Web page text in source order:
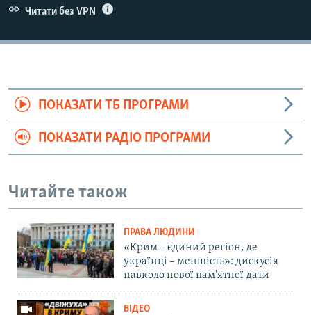
Читати без VPN
ПОКАЗАТИ ТБ ПРОГРАМИ
ПОКАЗАТИ РАДІО ПРОГРАМИ
Читайте також
ПРАВА ЛЮДИНИ
«Крим – єдиний регіон, де
українці – меншість»: дискусія
навколо нової пам'ятної дати
ВІДЕО